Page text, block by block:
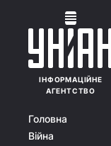
ІНФОРМАЦІЙНЕ
АГЕНТСТВО
Головна
Війна